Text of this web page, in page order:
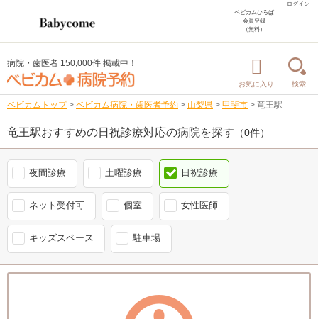
ログイン
ベビカムひろば
会員登録
（無料）
病院・歯医者 150,000件 掲載中！
お気に入り 検索
ベビカムトップ > ベビカム病院・歯医者予約 > 山梨県 > 甲斐市 > 竜王駅
竜王駅おすすめの日祝診療対応の病院を探す （0件）
夜間診療 土曜診療 日祝診療
ネット受付可 個室 女性医師
キッズスペース 駐車場